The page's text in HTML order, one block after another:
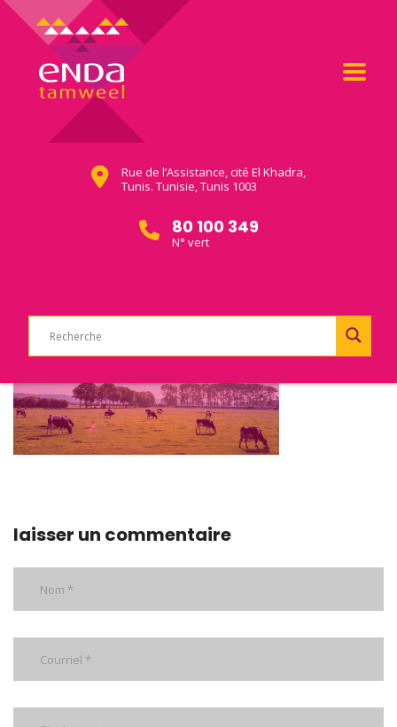
Rue de l’Assistance, cité El Khadra,
Tunis. Tunisie, Tunis 1003
80 100 349
N° vert
laisser un commentaire